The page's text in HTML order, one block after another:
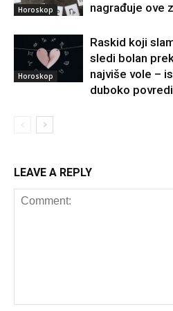
Horoskop
nagrađuje ove
Horoskop
Raskid koji
sledi bolan
najviše vole –
duboko
LEAVE A REPLY